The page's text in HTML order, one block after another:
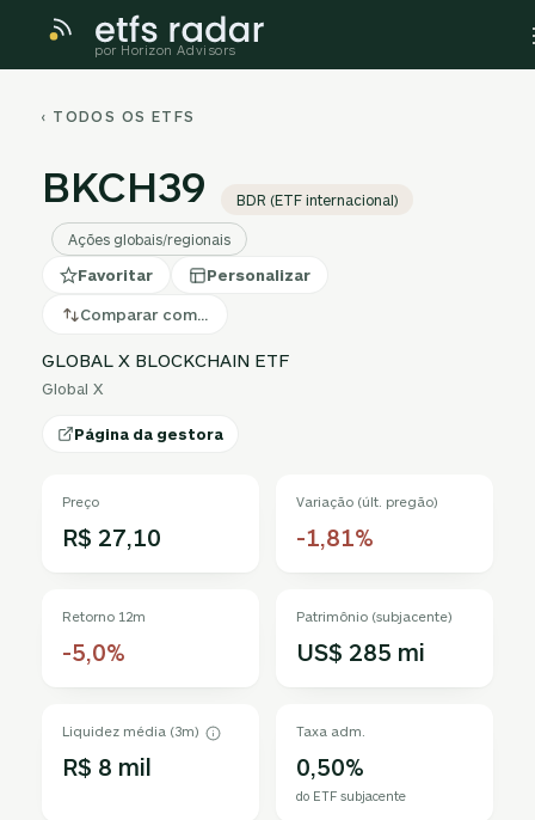
por Horizon Advisors
‹ TODOS OS ETFS
BKCH39 BDR (ETF internacional)
Ações globais/regionais
Favoritar Personalizar
Comparar com…
GLOBAL X BLOCKCHAIN ETF
Global X
Página da gestora
Preço
R$ 27,10
Variação (últ. pregão)
-1,81%
Retorno 12m
-5,0%
Patrimônio (subjacente)
US$ 285 mi
Liquidez média (3m)
R$ 8 mil
Taxa adm.
0,50%
do ETF subjacente